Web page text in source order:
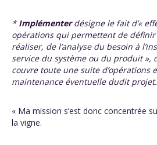
* Implémenterdésigne le fait d’«
opérations qui permettent de
réaliser, de l’analyse du besoin à
service du système ou du produit
couvre toute une suite d’opérations
maintenance éventuelle dudit projet.
« Ma mission s’est donc concentrée
la vigne.